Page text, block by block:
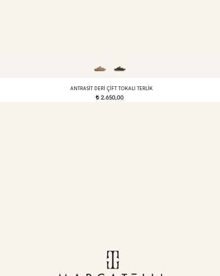
ANTRASIT DERI ÇIFT TOKALI TERLIK
t2.650,00